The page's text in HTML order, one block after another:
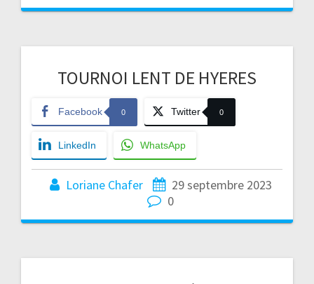
TOURNOI LENT DE HYERES
Facebook 0 Twitter 0
LinkedIn WhatsApp
Loriane Chafer
29 septembre 2023
0